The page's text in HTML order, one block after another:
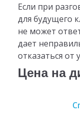
Если при
для будущего
не может
дает
отказаться от
Цена на